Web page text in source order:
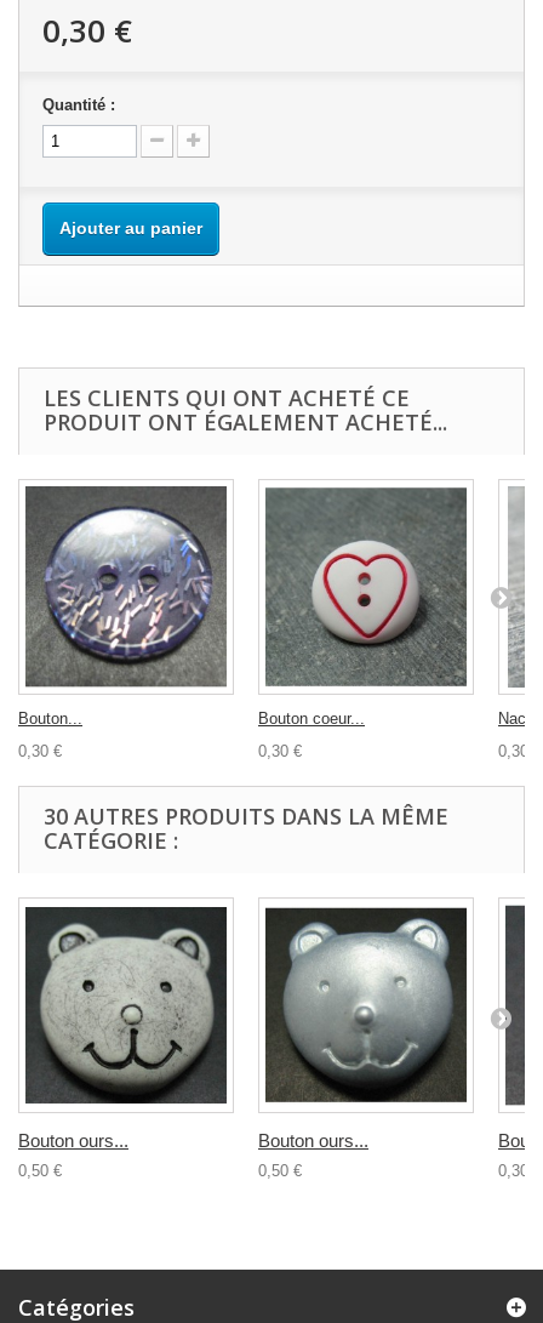
0,30 €
Quantité :
Ajouter au panier
LES CLIENTS QUI ONT ACHETÉ CE
PRODUIT ONT ÉGALEMENT ACHETÉ...
Bouton...
0,30 €
Bouton coeur...
0,30 €
0,30 €
30 AUTRES PRODUITS DANS LA MÊME
CATÉGORIE :
Bouton ours...
0,50 €
Bouton ours...
0,50 € 0,30 €
Catégories